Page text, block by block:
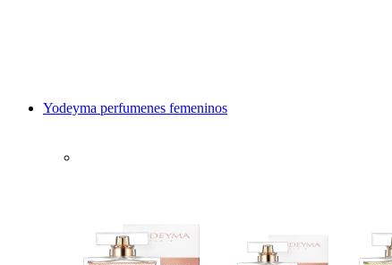
Yodeyma perfumenes femeninos